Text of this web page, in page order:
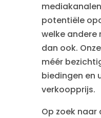
potentiële
welke andere
dan ook.
méér
biedingen en
verkoopprijs.
Op zoek